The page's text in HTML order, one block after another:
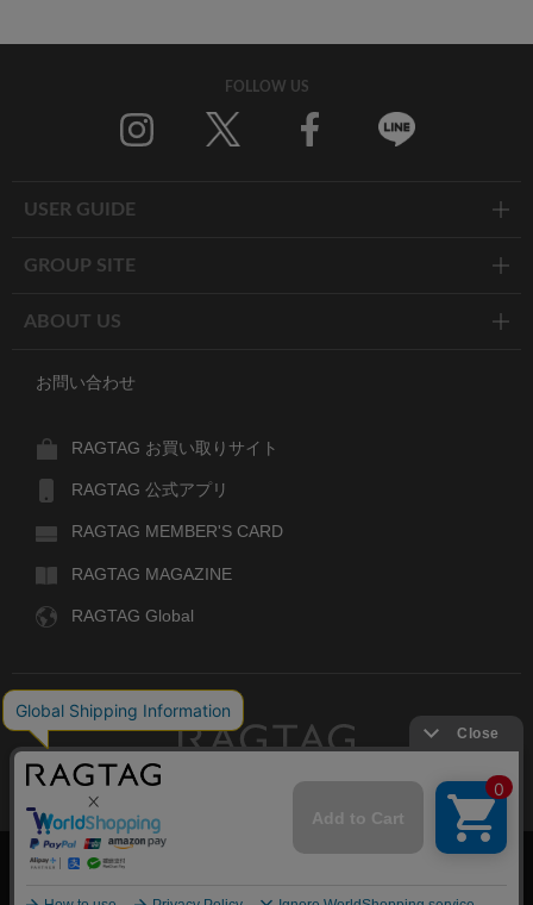
FOLLOW US
USER GUIDE
GROUP SITE
ABOUT US
お問い合わせ
RAGTAG お買い取りサイト
RAGTAG 公式アプリ
RAGTAG MEMBER'S CARD
RAGTAG MAGAZINE
RAGTAG Global
デザイナーズブランドのユーズド・セレクトショップ